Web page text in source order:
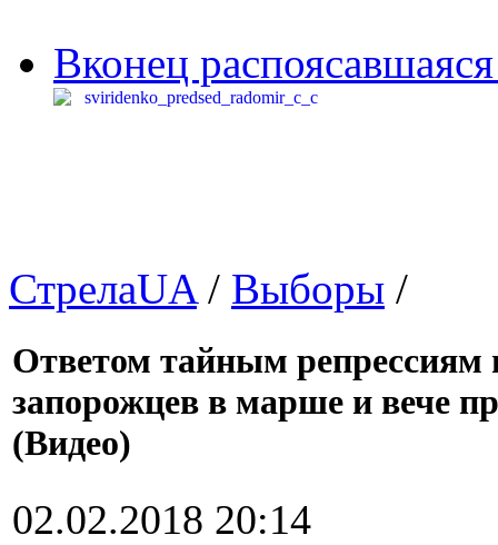
Вконец
СтрелаUA/ Выборы /
Ответом тайным репрессиям
запорожцев в марше и вече
(Видео)
02.02.2018 20:14